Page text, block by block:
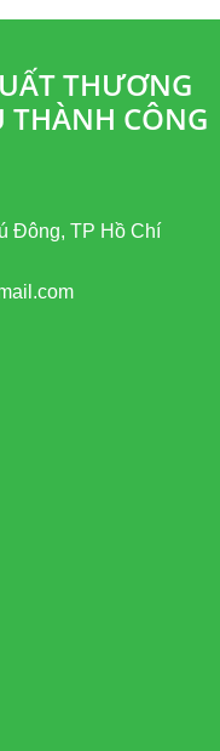
THƯƠNG
THÀNH CÔNG
Đông, TP Hồ Chí